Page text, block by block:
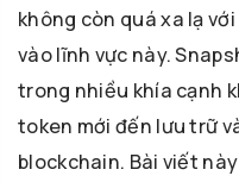
không còn quá xa lạ
vào lĩnh vực này.
trong nhiều khía cạnh
token mới đến lưu trữ
blockchain. Bài viết